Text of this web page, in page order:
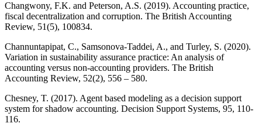
Changwony, F.K. and Peterson, A.S. (2019). Accounting practice,
fiscal decentralization and corruption. The British Accounting
Review, 51(5), 100834.
Channuntapipat, C., Samsonova-Taddei, A., and Turley, S. (2020).
Variation in sustainability assurance practice: An analysis of
accounting versus non-accounting providers. The British
Accounting Review, 52(2), 556 – 580.
Chesney, T. (2017). Agent based modeling as a decision support
system for shadow accounting. Decision Support Systems, 95, 110-
116.